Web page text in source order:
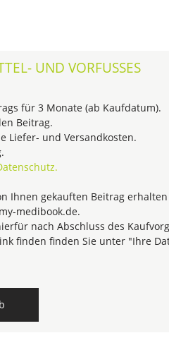
UND VORFUSSES
für 3 Monate (ab Kaufdatum).
Beitrag.
Liefer- und Versandkosten.
Ihnen gekauften Beitrag
medibook.de.
nach Abschluss des
finden finden Sie unter "Ihre